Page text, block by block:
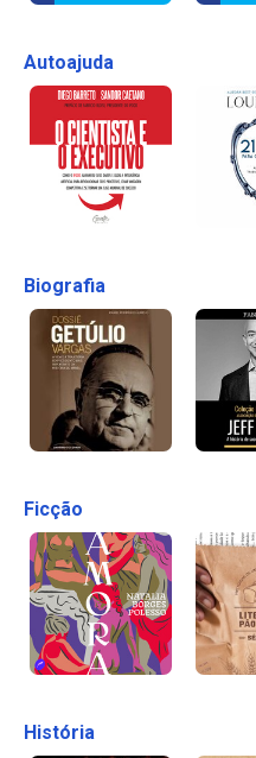
Autoajuda
Biografia
Ficção
História